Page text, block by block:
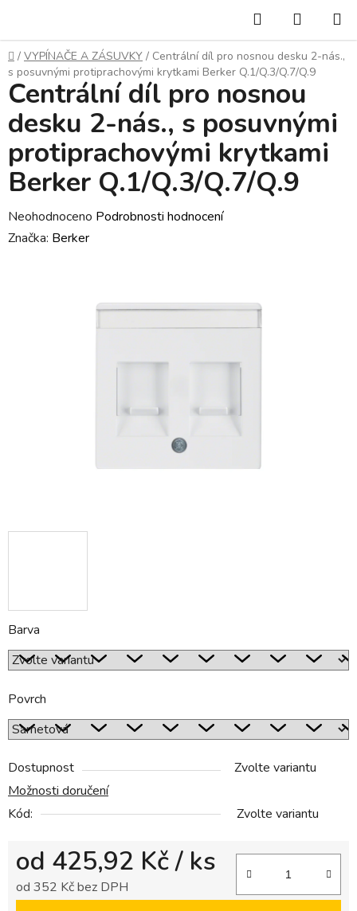
obsah
Hledat
KOŠÍK
Domů
/ VYPÍNAČE A ZÁSUVKY / Centrální díl pro nosnou desku 2-nás.,
s posuvnými protiprachovými krytkami Berker Q.1/Q.3/Q.7/Q.9
Barva
Povrch
Dostupnost
Zvolte variantu
Možnosti doručení
Kód:
Zvolte variantu
od 425,92 Kč/ ks
od 352 Kčbez DPH
Centrální díl pro nosnou
desku 2-nás., s posuvnými
protiprachovými krytkami
Berker Q.1/Q.3/Q.7/Q.9
Průměrné
hodnocení
Neohodnoceno Podrobnosti hodnocení
Značka: Berker